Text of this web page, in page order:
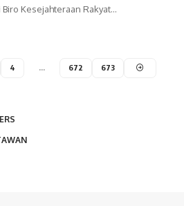
Kesejahteraan Rakyat…
4 … 672 673